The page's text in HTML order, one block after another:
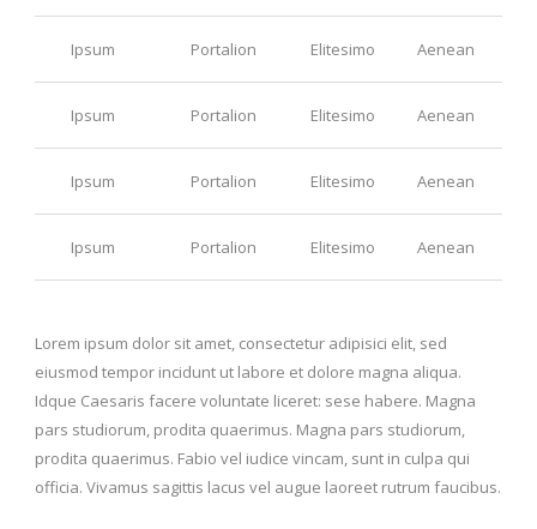
Ipsum Portalion Elitesimo Aenean
Ipsum Portalion Elitesimo Aenean
Ipsum Portalion Elitesimo Aenean
Ipsum Portalion Elitesimo Aenean
Lorem ipsum dolor sit amet, consectetur adipisici elit, sed
eiusmod tempor incidunt ut labore et dolore magna aliqua.
Idque Caesaris facere voluntate liceret: sese habere. Magna
pars studiorum, prodita quaerimus. Magna pars studiorum,
prodita quaerimus. Fabio vel iudice vincam, sunt in culpa qui
officia. Vivamus sagittis lacus vel augue laoreet rutrum faucibus.